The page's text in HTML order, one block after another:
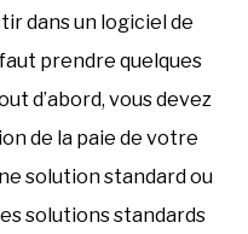
dans un logiciel de
prendre quelques
d’abord, vous devez
de la paie de votre
solution standard ou
solutions standards